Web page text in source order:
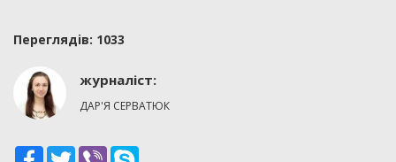
Переглядiв: 1033
журналіст:
ДАР'Я СЕРВАТЮК
Facebook
TwitterViber